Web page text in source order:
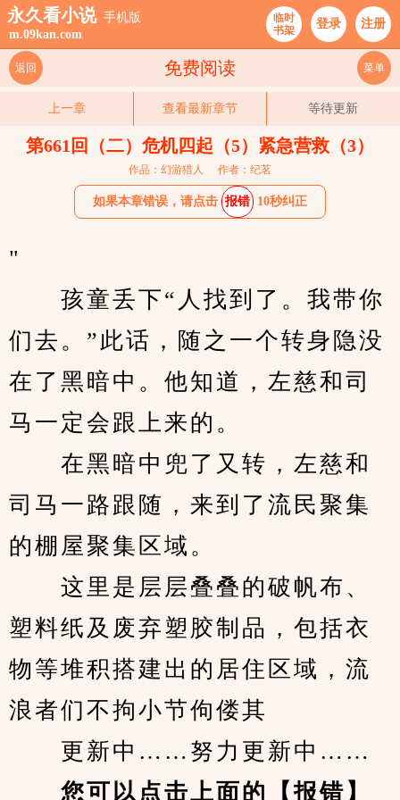
永久看小说 手机版
m.09kan.com
临时
书架
登录 注册
免费阅读
返回 菜单
上一章 查看最新章节 等待更新
第661回（二）危机四起（5）紧急营救（3）
作品：幻游猎人 作者：纪茗
如果本章错误，请点击 报错 10秒纠正
孩童丢下“人找到了。我带你
们去。”此话，随之一个转身隐没
在了黑暗中。他知道，左慈和司
马一定会跟上来的。
在黑暗中兜了又转，左慈和
司马一路跟随，来到了流民聚集
的棚屋聚集区域。
这里是层层叠叠的破帆布、
塑料纸及废弃塑胶制品，包括衣
物等堆积搭建出的居住区域，流
更新中……努力更新中……
您可以点击上面的【报错】